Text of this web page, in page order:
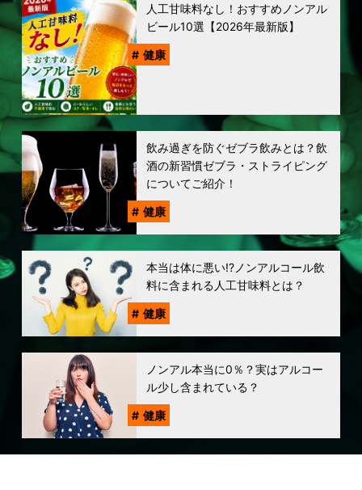
人工甘味料なし！おすすめノンアル
ビール10選【2026年最新版】
健康
飲み過ぎを防ぐゼブラ飲みとは？飲
酒の新習慣ゼブラ・ストライピング
についてご紹介！
健康
本当は体に悪い!?ノンアルコール飲
料に含まれる人工甘味料とは？
健康
ノンアル本当に0％？実はアルコー
ル少し含まれている？
健康